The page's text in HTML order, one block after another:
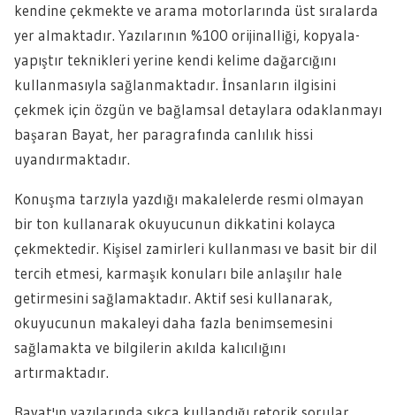
kendine çekmekte ve arama motorlarında üst sıralarda
yer almaktadır. Yazılarının %100 orijinalliği, kopyala-
yapıştır teknikleri yerine kendi kelime dağarcığını
kullanmasıyla sağlanmaktadır. İnsanların ilgisini
çekmek için özgün ve bağlamsal detaylara odaklanmayı
başaran Bayat, her paragrafında canlılık hissi
uyandırmaktadır.
Konuşma tarzıyla yazdığı makalelerde resmi olmayan
bir ton kullanarak okuyucunun dikkatini kolayca
çekmektedir. Kişisel zamirleri kullanması ve basit bir dil
tercih etmesi, karmaşık konuları bile anlaşılır hale
getirmesini sağlamaktadır. Aktif sesi kullanarak,
okuyucunun makaleyi daha fazla benimsemesini
sağlamakta ve bilgilerin akılda kalıcılığını
artırmaktadır.